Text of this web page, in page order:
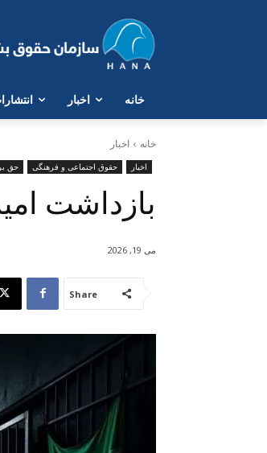
خانە اخبار
خانه اخبار
اخبار حقوق اجتماعی و فرهنگی حق
بازداشت
می 19, 2026
Share